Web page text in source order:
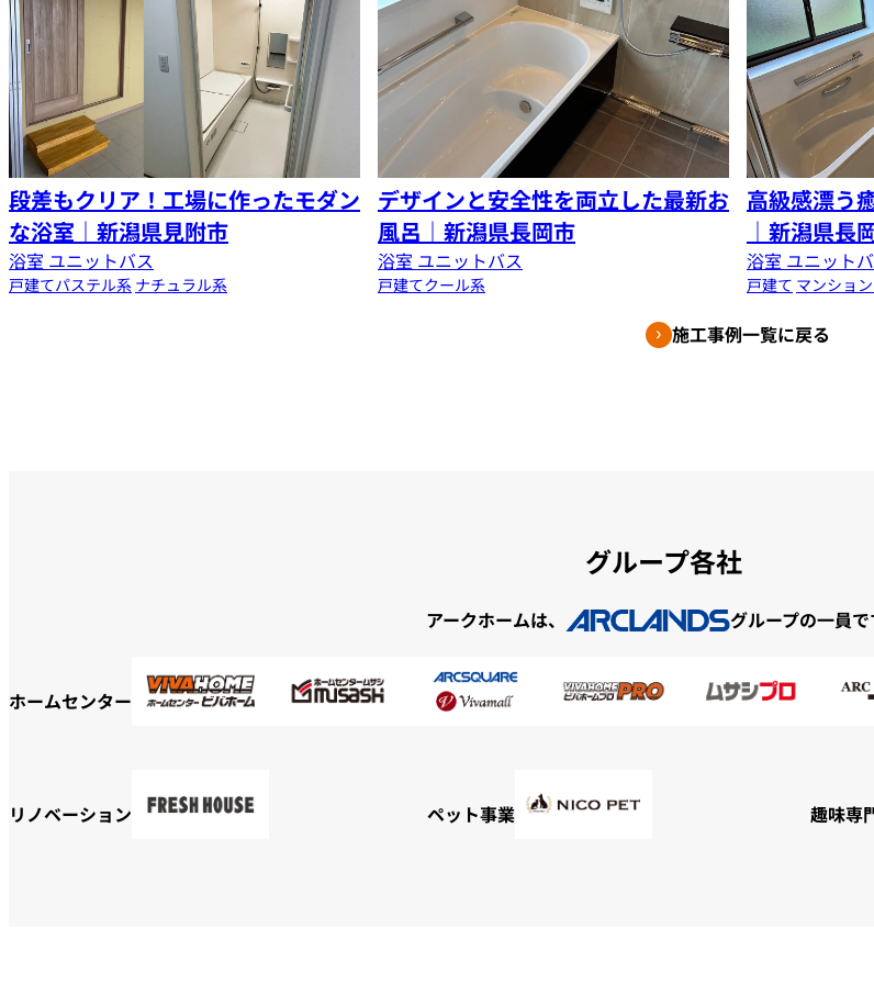
段差もクリア！工場に作ったモダン
な浴室｜新潟県見附市
浴室 ユニットバス
戸建てパステル系 ナチュラル系
デザインと安全性を両立した最新お
風呂｜新潟県長岡市
浴室 ユニットバス
戸建てクール系
高級感漂う
｜新潟県長
浴室 ユニット
戸建て マンション
施工事例一覧に戻る
グループ各社
アークホームは、 グループの一員で
ホームセンター
リノベーション ペット事業 趣味専